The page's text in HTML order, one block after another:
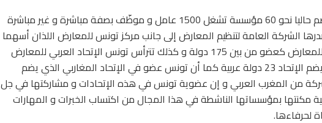
كما ذكر البشير بن عمر بأن تونس تضم حاليا نحو 60 مؤسسة تشغل 1500 عامل و موظّف بصفة مباشرة و غير مباشرة
الشركة العامة لتنظيم المعارض إلى جانب مركز تونس للمعارض اللذان أسهما
في تمثيل تونس في الإتحاد الدولي للمعارض كعضو من بين 175 دولة و كذلك تترأس تونس الإتحاد العربي للمعارض
الذي يتخذ من دولة مصر مقرا له و يضم الإتحاد 23 دولة عربية كما أن تونس عضو في الإتحاد المغاربي الذي يضم
دول ممثلة عن طريق 250 شركة من المغرب العربي و إن عضوية تونس في هذه الإتحادات و مشاركتها في جل
مكنتها بمؤسساتها الناشطة في هذا المجال من اكتساب الخبرات و المهارات
لحرفاءها.